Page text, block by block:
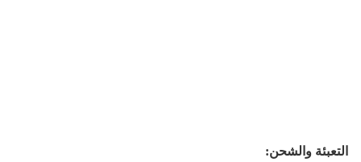
التعبئة والشحن: